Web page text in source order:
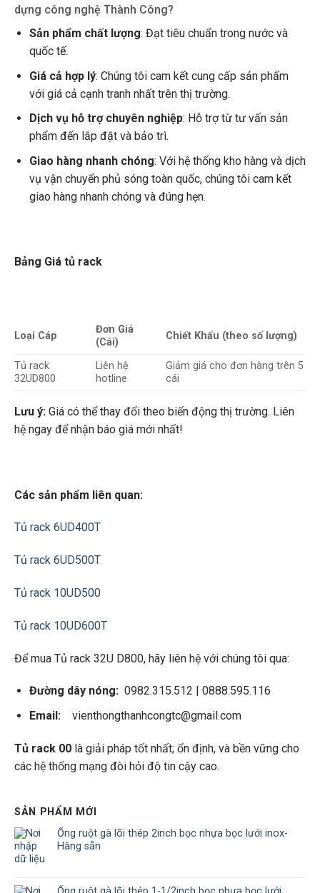
dựng công nghệ Thành Công?
Sản phẩm chất lượng: Đạt tiêu chuẩn trong nước và
quốc tế.
Giá cả hợp lý: Chúng tôi cam kết cung cấp sản phẩm
với giá cả cạnh tranh nhất trên thị trường.
Dịch vụ hỗ trợ chuyên nghiệp: Hỗ trợ từ tư vấn sản
phẩm đến lắp đặt và bảo trì.
Giao hàng nhanh chóng: Với hệ thống kho hàng và dịch
vụ vận chuyển phủ sóng toàn quốc, chúng tôi cam kết
giao hàng nhanh chóng và đúng hẹn.
Bảng Giá tủ rack
Loại Cáp
Đơn Giá
(Cái)
Chiết Khấu (theo số lượng)
Tủ rack
32UD800
Liên hệ
hotline
Giảm giá cho đơn hàng trên 5
cái
Lưu ý:Giá có thể thay đổi theo biến động thị trường. Liên
hệ ngay để nhận báo giá mới nhất!
Các sản phẩm liên quan:
Tủ rack 6UD400T
Tủ rack 6UD500T
Tủ rack 10UD500
Tủ rack 10UD600T
Để mua Tủ rack 32U D800, hãy liên hệ với chúng tôi qua:
Đường dây nóng:0982.315.512 | 0888.595.116
Email:vienthongthanhcongtc@gmail.com
Tủ rack 00là giải pháp tốt nhất; ổn định, và bền vững cho
các hệ thống mạng đòi hỏi độ tin cậy cao.
SẢN PHẨM MỚI
Ống ruột gà lõi thép 2inch bọc nhựa bọc lưới inox-
Hàng sẵn